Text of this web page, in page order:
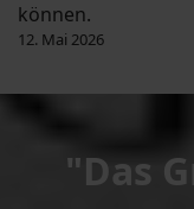
können.
12. Mai 2026
"Das